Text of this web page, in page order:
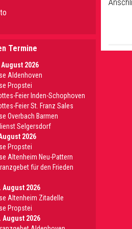
Termine
2026
Aldenhoven
Propstei
Feier Inden-Schophoven
Feier St. Franz Sales
Overbach Barmen
Selgersdorf
2026
Propstei
Altenheim Neu-Pattern
für den Frieden
August 2026
Altenheim Zitadelle
Propstei
August 2026